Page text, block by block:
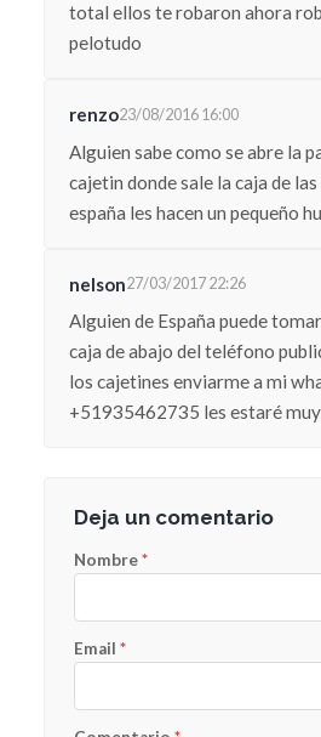
total ellos te robaron ahora
pelotudo
renzo23/08/2016 16:00
Alguien sabe como se abre la
cajetin donde sale la caja de
españa les hacen un pequeño
nelson27/03/2017 22:26
Alguien de España puede
caja de abajo del teléfono
los cajetines enviarme a mi
+51935462735 les estaré
Deja un comentario
Nombre*
Email *